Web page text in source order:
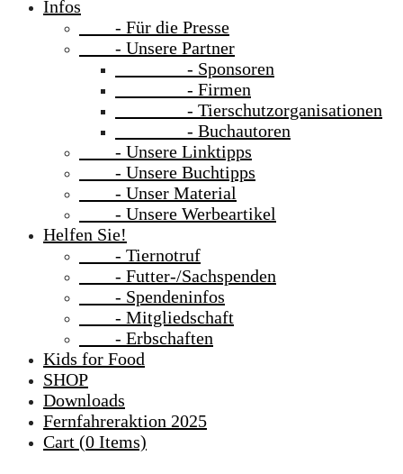
Infos
- Für die Presse
- Unsere Partner
- Sponsoren
- Firmen
- Tierschutzorganisationen
- Buchautoren
- Unsere Linktipps
- Unsere Buchtipps
- Unser Material
- Unsere Werbeartikel
Helfen Sie!
- Tiernotruf
- Futter-/Sachspenden
- Spendeninfos
- Mitgliedschaft
- Erbschaften
Kids for Food
SHOP
Downloads
Fernfahreraktion 2025
Cart (0 Items)